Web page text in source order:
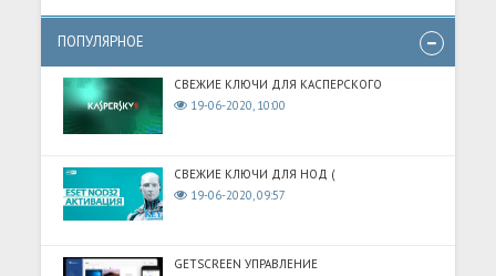
ПОПУЛЯРНОЕ
СВЕЖИЕ КЛЮЧИ ДЛЯ КАСПЕРСКОГО
19-06-2020, 10:00
СВЕЖИЕ КЛЮЧИ ДЛЯ НОД (
19-06-2020, 09:57
GETSCREEN УПРАВЛЕНИЕ